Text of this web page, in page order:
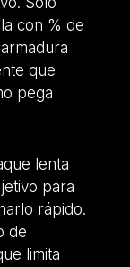
con % de
que
pega
lenta
para
rápido.
de
limita